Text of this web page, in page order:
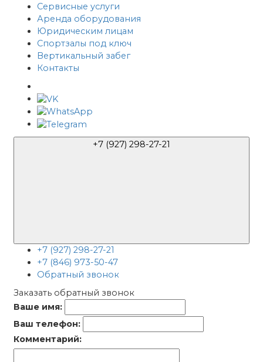
Сервисные услуги
Аренда оборудования
Юридическим лицам
Спортзалы под ключ
Вертикальный забег
Контакты
+7 (927) 298-27-21
+7 (846) 973-50-47
Обратный звонок
Заказать обратный звонок
Ваше имя:
Ваш телефон:
Комментарий: